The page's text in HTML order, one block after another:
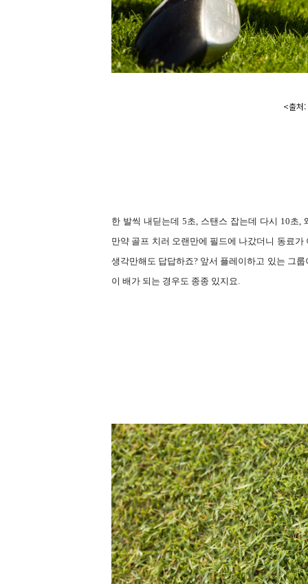
<출처
한 발씩 내딛는데 5초, 스탠스 잡는데 다시 10초,
만약 골프 치러 오랜만에 필드에 나갔더니 동료
생각만해도 답답하죠? 앞서 플레이하고 있는 그
이 배가 되는 경우도 종종 있지요.